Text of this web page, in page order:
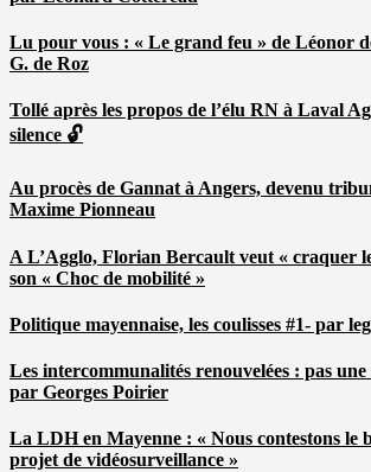
Lu pour vous : « Le grand feu » de Léonor
G. de Roz
Tollé après les propos de l’élu RN à Laval
silence 🔓
Au procès de Gannat à Angers, devenu
Maxime Pionneau
A L’Agglo, Florian Bercault veut « craquer
son « Choc de mobilité »
Politique mayennaise, les coulisses #1- par
Les intercommunalités renouvelées : pas
par Georges Poirier
La LDH en Mayenne : « Nous contestons le
projet de vidéosurveillance »